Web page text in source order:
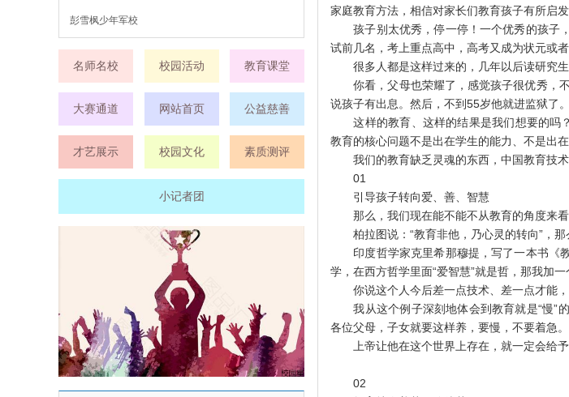
家庭教育方法，相信对家长们教育孩子有所启发
孩子别太优秀，停一停！一个优秀的孩子，
试前几名，考上重点高中，高考又成为状元或
很多人都是这样过来的，几年以后读研究生
你看，父母也荣耀了，感觉孩子很优秀，不
说孩子有出息。然后，不到55岁他就进监狱了
这样的教育、这样的结果是我们想要的吗？
教育的核心问题不是出在学生的能力、不是出
我们的教育缺乏灵魂的东西，中国教育技术
01
引导孩子转向爱、善、智慧
那么，我们现在能不能不从教育的角度来看
柏拉图说：“教育非他，乃心灵的转向”，那
印度哲学家克里希那穆提，写了一本书《教
学，在西方哲学里面“爱智慧”就是哲，那我加
你说这个人今后差一点技术、差一点才能，
我从这个例子深刻地体会到教育就是“慢”的
各位父母，子女就要这样养，要慢，不要着急。
上帝让他在这个世界上存在，就一定会给予
02
彭雪枫少年军校
校园活动
名师名校 教育课堂
大赛通道 公益慈善
网站首页
校园文化
才艺展示 素质测评
小记者团